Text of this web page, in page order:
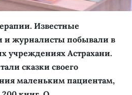
Известные
и журналисты побывали в
учреждениях Астрахани.
сказки своего
маленьким пациентам,